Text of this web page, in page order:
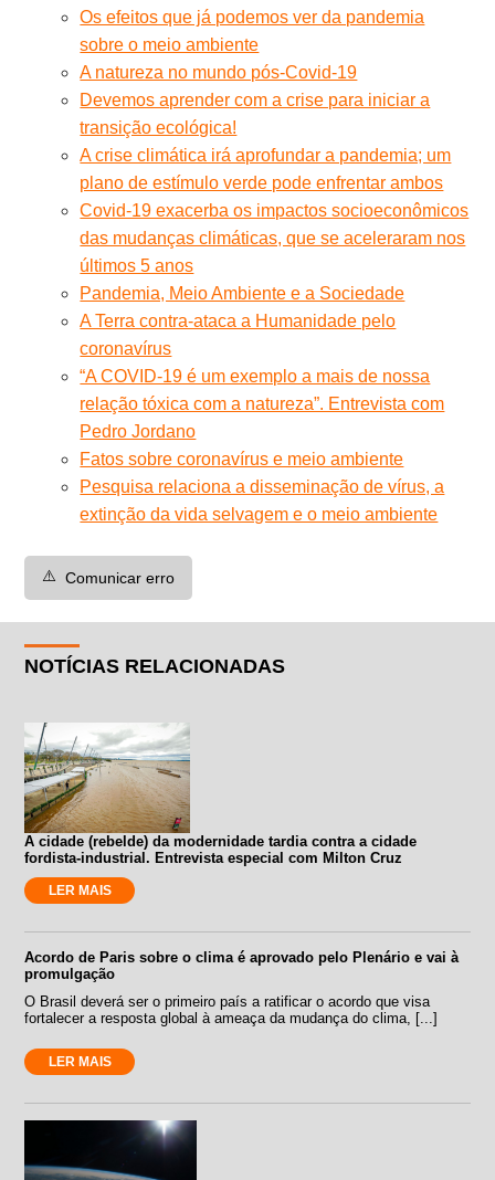
Os efeitos que já podemos ver da pandemia
sobre o meio ambiente
A natureza no mundo pós-Covid-19
Devemos aprender com a crise para iniciar a
transição ecológica!
A crise climática irá aprofundar a pandemia; um
plano de estímulo verde pode enfrentar ambos
Covid-19 exacerba os impactos socioeconômicos
das mudanças climáticas, que se aceleraram nos
últimos 5 anos
Pandemia, Meio Ambiente e a Sociedade
A Terra contra-ataca a Humanidade pelo
coronavírus
“A COVID-19 é um exemplo a mais de nossa
relação tóxica com a natureza”. Entrevista com
Pedro Jordano
Fatos sobre coronavírus e meio ambiente
Pesquisa relaciona a disseminação de vírus, a
extinção da vida selvagem e o meio ambiente
⚠️ Comunicar erro
NOTÍCIAS RELACIONADAS
A cidade (rebelde) da modernidade tardia contra a cidade
fordista-industrial. Entrevista especial com Milton Cruz
LER MAIS
Acordo de Paris sobre o clima é aprovado pelo Plenário e vai à
promulgação
O Brasil deverá ser o primeiro país a ratificar o acordo que visa
fortalecer a resposta global à ameaça da mudança do clima, [...]
LER MAIS